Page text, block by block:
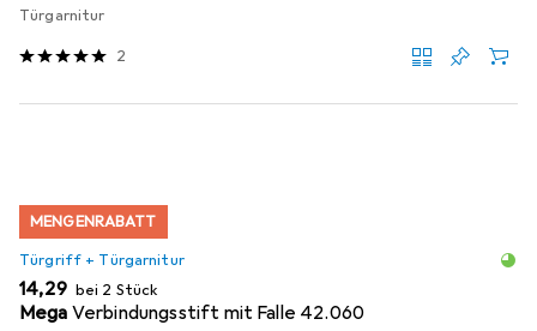
Türgarnitur
2
MENGENRABATT
Türgriff + Türgarnitur
EUR
14,29 bei 2 Stück
Mega Verbindungsstift mit Falle 42.060